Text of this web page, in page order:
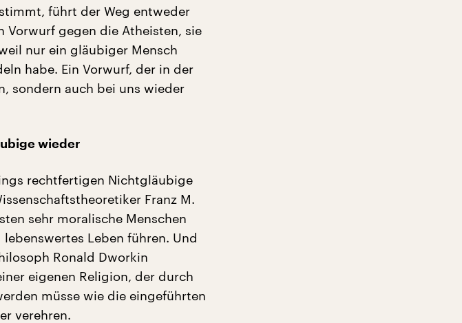
führt der Weg entweder
Vorwurf gegen die Atheisten, sie
nur ein gläubiger Mensch
habe. Ein Vorwurf, der in der
sondern auch bei uns wieder
wieder
rechtfertigen Nichtgläubige
Franz M.
sehr moralische Menschen
Leben führen. Und
Ronald Dworkin
eigenen Religion, der durch
müsse wie die eingeführten
verehren.